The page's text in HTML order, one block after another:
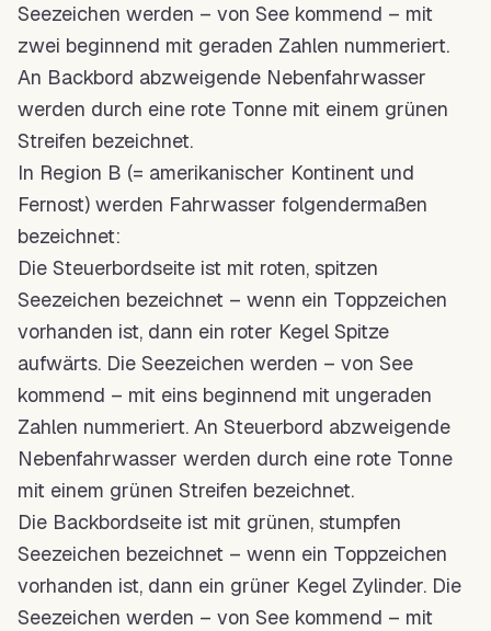
Seezeichen werden – von See kommend – mit
zwei beginnend mit geraden Zahlen nummeriert.
An Backbord abzweigende Nebenfahrwasser
werden durch eine rote Tonne mit einem grünen
Streifen bezeichnet.
In Region B (= amerikanischer Kontinent und
Fernost) werden Fahrwasser folgendermaßen
bezeichnet:
Die Steuerbordseite ist mit roten, spitzen
Seezeichen bezeichnet – wenn ein Toppzeichen
vorhanden ist, dann ein roter Kegel Spitze
aufwärts. Die Seezeichen werden – von See
kommend – mit eins beginnend mit ungeraden
Zahlen nummeriert. An Steuerbord abzweigende
Nebenfahrwasser werden durch eine rote Tonne
mit einem grünen Streifen bezeichnet.
Die Backbordseite ist mit grünen, stumpfen
Seezeichen bezeichnet – wenn ein Toppzeichen
vorhanden ist, dann ein grüner Kegel Zylinder. Die
Seezeichen werden – von See kommend – mit